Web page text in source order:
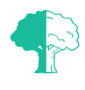
Zum
Inhalt
springen